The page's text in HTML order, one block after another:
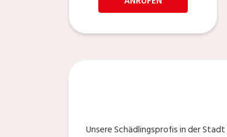
Unsere Schädlingsprofis in der